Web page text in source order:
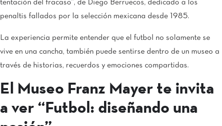
tentación del fracaso”, de Diego Berruecos, dedicado a los
penaltis fallados por la selección mexicana desde 1985.
La experiencia permite entender que el futbol no solamente se
vive en una cancha, también puede sentirse dentro de un museo a
través de historias, recuerdos y emociones compartidas.
El Museo Franz Mayer te invita
a ver “Futbol: diseñando una